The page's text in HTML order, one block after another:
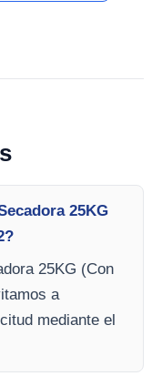
25KG
25KG (Con
a
mediante el